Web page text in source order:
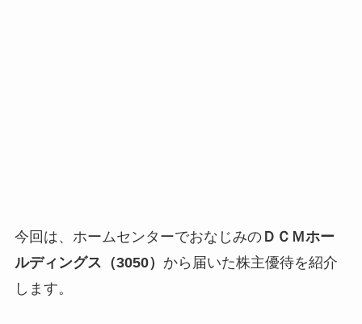
今回は、ホームセンターでおなじみのＤＣＭホー
ルディングス（3050） から届いた株主優待を紹介
します。